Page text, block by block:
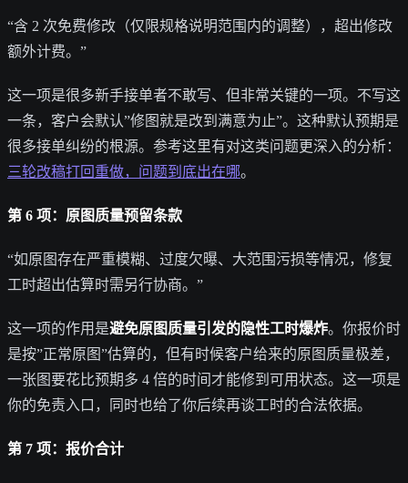
“含 2 次免费修改（仅限规格说明范围内的调整），超出修改
额外计费。”
这一项是很多新手接单者不敢写、但非常关键的一项。不写这
一条，客户会默认”修图就是改到满意为止”。这种默认预期是
很多接单纠纷的根源。参考这里有对这类问题更深入的分析：
三轮改稿打回重做，问题到底出在哪。
第 6 项：原图质量预留条款
“如原图存在严重模糊、过度欠曝、大范围污损等情况，修复
工时超出估算时需另行协商。”
这一项的作用是避免原图质量引发的隐性工时爆炸。你报价时
是按”正常原图”估算的，但有时候客户给来的原图质量极差，
一张图要花比预期多 4 倍的时间才能修到可用状态。这一项是
你的免责入口，同时也给了你后续再谈工时的合法依据。
第 7 项：报价合计